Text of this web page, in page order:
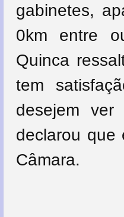
gabinetes,
0km entre
Quinca
tem
desejem ver
declarou que
Câmara.